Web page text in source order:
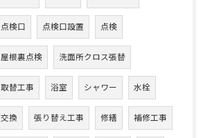
点検口 点検口設置 点検
屋根裏点検 洗面所クロス張替
取替工事 浴室 シャワー 水栓
交換 張り替え工事 修繕 補修工事